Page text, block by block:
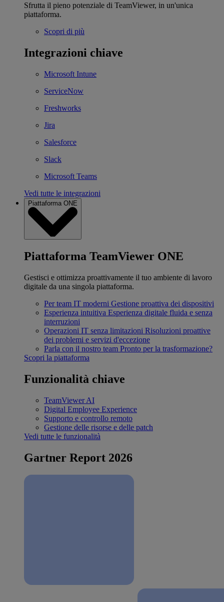
Sfrutta il pieno potenziale di TeamViewer, in un'unica
piattaforma.
Scopri di più
Integrazioni chiave
Microsoft Intune
ServiceNow
Freshworks
Jira
Salesforce
Slack
Microsoft Teams
Vedi tutte le integrazioni
Piattaforma ONE
Piattaforma TeamViewer ONE
Gestisci e ottimizza proattivamente il tuo ambiente di lavoro
digitale da una singola piattaforma.
Per team IT moderni Gestione proattiva dei dispositivi
Esperienza intuitiva Esperienza digitale fluida e senza
interruzioni
Operazioni IT senza limitazioni Risoluzioni proattive
dei problemi e servizi d'eccezione
Parla con il nostro team Pronto per la trasformazione?
Scopri la piattaforma
Funzionalità chiave
TeamViewer AI
Digital Employee Experience
Supporto e controllo remoto
Gestione delle risorse e delle patch
Vedi tutte le funzionalità
Gartner Report 2026